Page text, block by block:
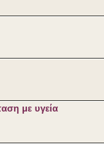
με υγεία